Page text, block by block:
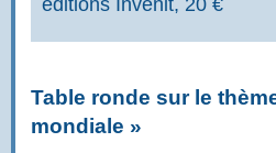
Table ronde sur le
mondiale »